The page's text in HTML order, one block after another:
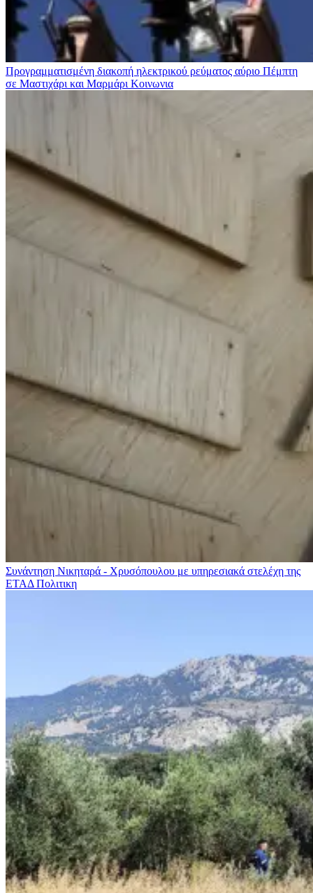
Προγραμματισμένη διακοπή ηλεκτρικού ρεύματος αύριο Πέμπτη
σε Μαστιχάρι και Μαρμάρι Κοινωνια
Συνάντηση Νικηταρά - Χρυσόπουλου με υπηρεσιακά στελέχη της
ΕΤΑΔΠολιτικη